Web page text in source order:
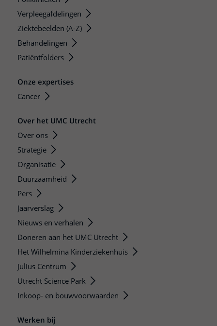
Verpleegafdelingen
Ziektebeelden (A-Z)
Behandelingen
Patiëntfolders
Onze expertises
Cancer
Over het UMC Utrecht
Over ons
Strategie
Organisatie
Duurzaamheid
Pers
Jaarverslag
Nieuws en verhalen
Doneren aan het UMC Utrecht
Het Wilhelmina Kinderziekenhuis
Julius Centrum
Utrecht Science Park
Inkoop- en bouwvoorwaarden
Werken bij